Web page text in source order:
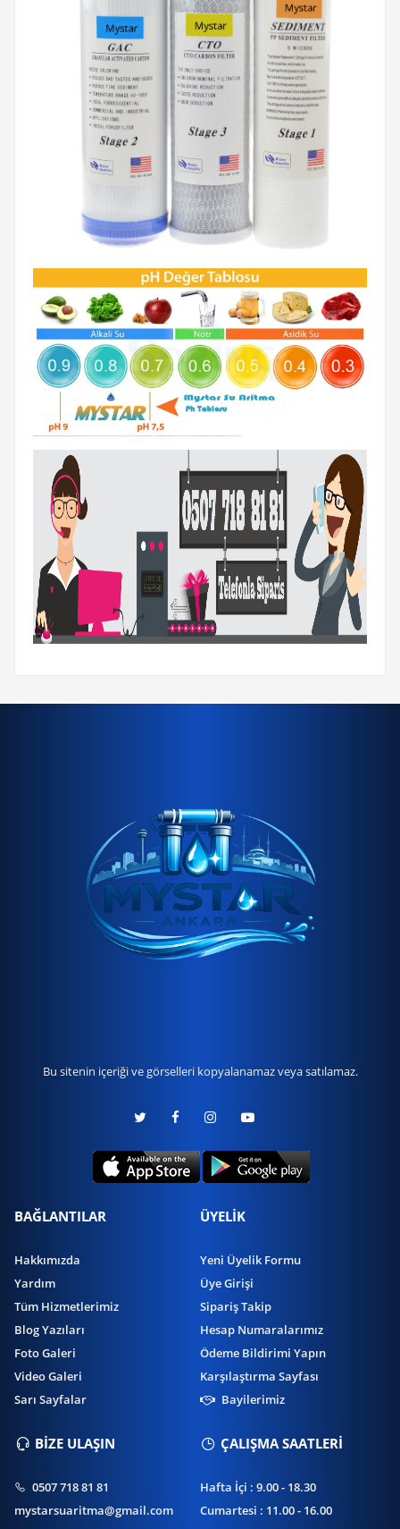
Bu sitenin içeriği ve görselleri kopyalanamaz veya satılamaz.
BAĞLANTILAR
Hakkımızda
Yardım
Tüm Hizmetlerimiz
Blog Yazıları
Foto Galeri
Video Galeri
Sarı Sayfalar
ÜYELİK
Yeni Üyelik Formu
Üye Girişi
Sipariş Takip
Hesap Numaralarımız
Ödeme Bildirimi Yapın
Karşılaştırma Sayfası
Bayilerimiz
BİZE ULAŞIN
0507 718 81 81
mystarsuaritma@gmail.com
ÇALIŞMA SAATLERİ
Hafta İçi : 9.00 - 18.30
Cumartesi : 11.00 - 16.00